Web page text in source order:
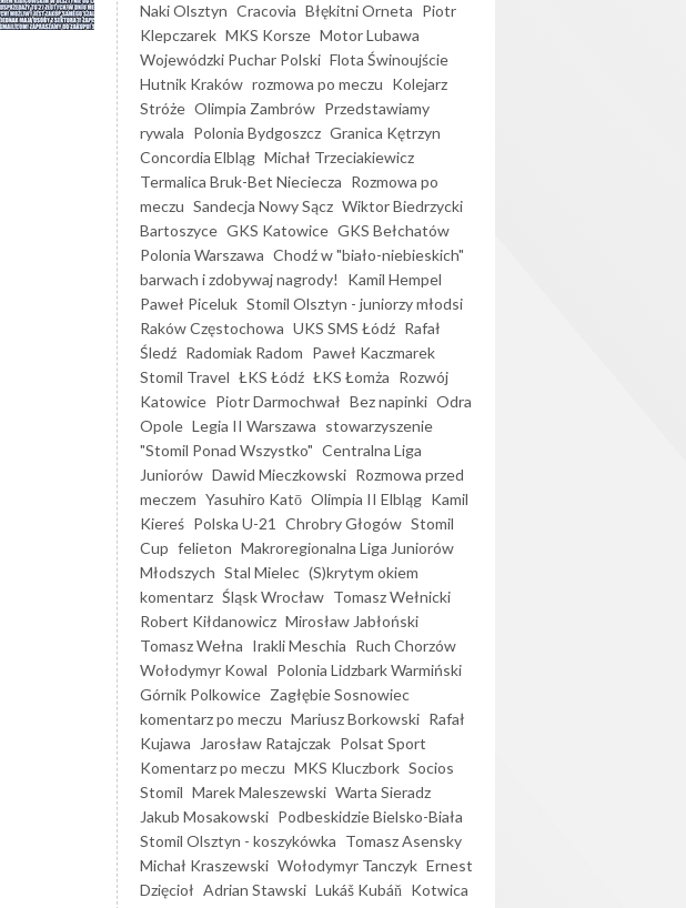
Naki Olsztyn Cracovia Błękitni Orneta Piotr
Klepczarek MKS Korsze Motor Lubawa
Wojewódzki Puchar Polski Flota Świnoujście
Hutnik Kraków rozmowa po meczu Kolejarz
Stróże Olimpia Zambrów Przedstawiamy
rywala Polonia Bydgoszcz Granica Kętrzyn
Concordia Elbląg Michał Trzeciakiewicz
Termalica Bruk-Bet Nieciecza Rozmowa po
meczu Sandecja Nowy Sącz Wiktor Biedrzycki
Bartoszyce GKS Katowice GKS Bełchatów
Polonia Warszawa Chodź w "biało-niebieskich"
barwach i zdobywaj nagrody!
Kamil Hempel
Paweł Piceluk Stomil Olsztyn - juniorzy młodsi
Raków Częstochowa UKS SMS Łódź Rafał
Śledź Radomiak Radom Paweł Kaczmarek
Stomil Travel ŁKS Łódź ŁKS Łomża Rozwój
Katowice Piotr Darmochwał Bez napinki Odra
Opole Legia II Warszawa stowarzyszenie
"Stomil Ponad Wszystko" Centralna Liga
Juniorów Dawid Mieczkowski Rozmowa przed
meczem Yasuhiro Katō Olimpia II Elbląg Kamil
Kiereś Polska U-21 Chrobry Głogów Stomil
Cup felieton Makroregionalna Liga Juniorów
Młodszych Stal Mielec (S)krytym okiem
komentarz Śląsk Wrocław Tomasz Wełnicki
Robert Kiłdanowicz Mirosław Jabłoński
Tomasz Wełna Irakli Meschia Ruch Chorzów
Wołodymyr Kowal Polonia Lidzbark Warmiński
Górnik Polkowice Zagłębie Sosnowiec
komentarz po meczu Mariusz Borkowski Rafał
Kujawa
Jarosław Ratajczak Polsat Sport
Komentarz po meczu MKS Kluczbork Socios
Stomil Marek Maleszewski Warta Sieradz
Jakub Mosakowski Podbeskidzie Bielsko-Biała
Stomil Olsztyn - koszykówka Tomasz Asensky
Michał Kraszewski Wołodymyr Tanczyk Ernest
Dzięcioł Adrian Stawski Lukáš Kubáň Kotwica